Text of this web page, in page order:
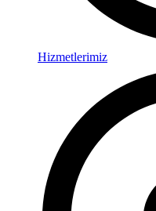
Hizmetlerimiz